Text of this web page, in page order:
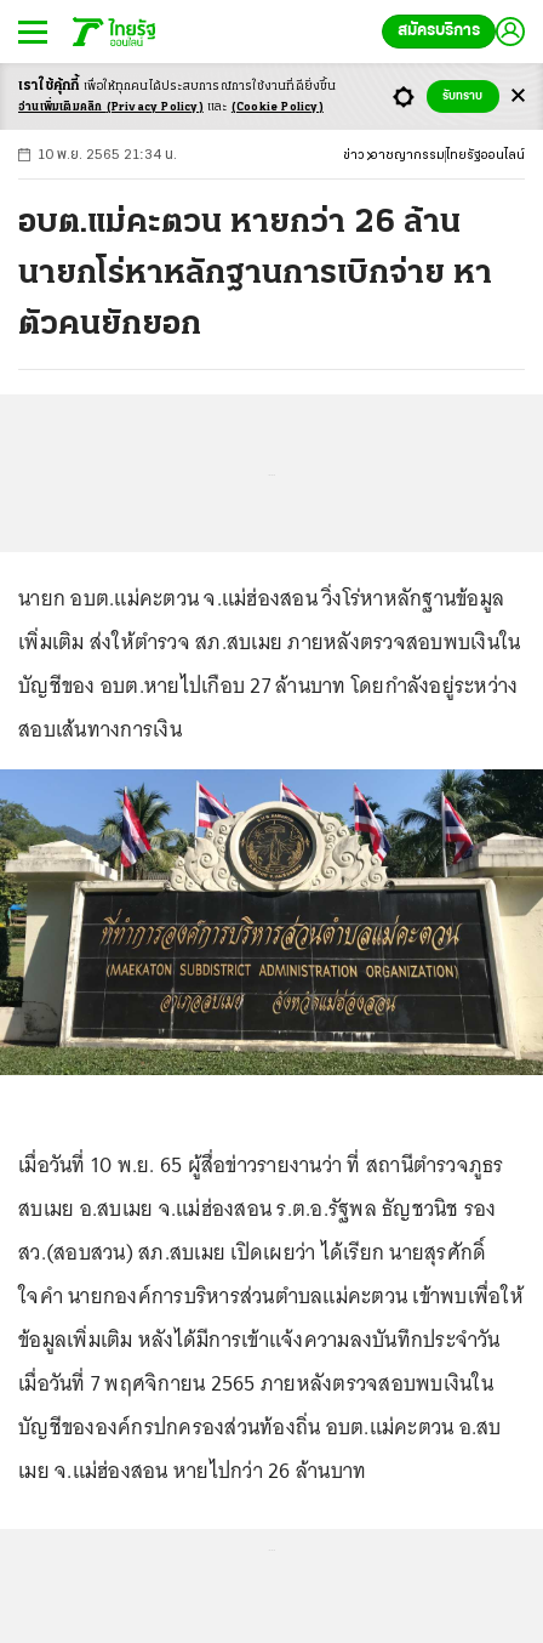
สมัครบริการ
-ก ก ก+
10 พ.ย. 2565 21:34 น. ข่าว อาชญากรรม ไทยรัฐออนไลน์
อบต.แม่คะตวน หายกว่า 26 ล้าน
นายกโร่หาหลักฐานการเบิกจ่าย หา
ตัวคนยักยอก
นายก อบต.แม่คะตวน จ.แม่ฮ่องสอน วิ่งโร่หาหลักฐานข้อมูล
เพิ่มเติม ส่งให้ตำรวจ สภ.สบเมย ภายหลังตรวจสอบพบเงินใน
บัญชีของ อบต.หายไปเกือบ 27 ล้านบาท โดยกำลังอยู่ระหว่าง
สอบเส้นทางการเงิน
เมื่อวันที่ 10 พ.ย. 65 ผู้สื่อข่าวรายงานว่า ที่ สถานีตำรวจภูธร
สบเมย อ.สบเมย จ.แม่ฮ่องสอน ร.ต.อ.รัฐพล ธัญชวนิช รอง
สว.(สอบสวน) สภ.สบเมย เปิดเผยว่า ได้เรียก นายสุรศักดิ์
ใจคำ นายกองค์การบริหารส่วนตำบลแม่คะตวน เข้าพบเพื่อให้
ข้อมูลเพิ่มเติม หลังได้มีการเข้าแจ้งความลงบันทึกประจำวัน
เมื่อวันที่ 7 พฤศจิกายน 2565 ภายหลังตรวจสอบพบเงินใน
บัญชีขององค์กรปกครองส่วนท้องถิ่น อบต.แม่คะตวน อ.สบ
เมย จ.แม่ฮ่องสอน หายไปกว่า 26 ล้านบาท
เราใช้คุ้กกี้ เพื่อให้ทุกคนได้ประสบการณ์การใช้งานที่ดียิ่งขึ้น
อ่านเพิ่มเติมคลิก (Privacy Policy) และ (Cookie Policy)
รับทราบ